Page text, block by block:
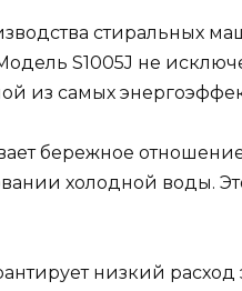
стиральных
S1005J не
из самых
бережное
холодной воды.
низкий